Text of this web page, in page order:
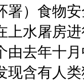
署）食物
上水屠房
由去年十
现含有人